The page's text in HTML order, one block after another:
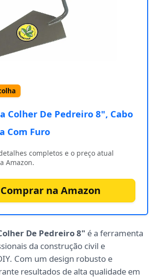
Colher De Pedreiro 8", Cabo
Com Furo
completos e o preço atual
Amazon.
Comprar na Amazon
De Pedreiro 8" é a ferramenta
da construção civil e
Com um design robusto e
resultados de alta qualidade em